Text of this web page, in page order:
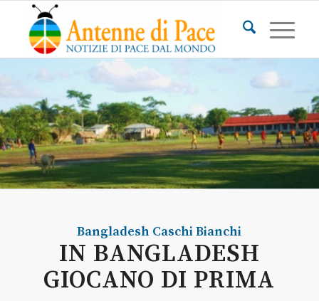
Bangladesh Caschi Bianchi
IN BANGLADESH
GIOCANO DI PRIMA